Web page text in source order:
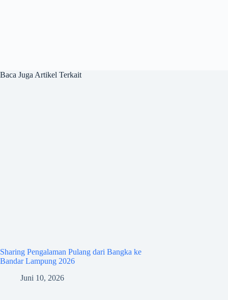
Baca Juga Artikel Terkait
Sharing Pengalaman Pulang dari Bangka ke
Bandar Lampung 2026
Juni 10, 2026